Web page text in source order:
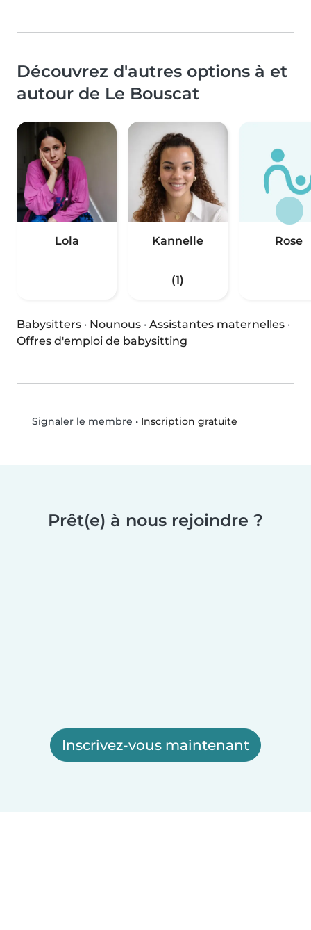
Découvrez d'autres options à et
autour de Le Bouscat
Lola Kannelle
(1)
Rose
Babysitters · Nounous · Assistantes maternelles ·
Offres d'emploi de babysitting
Signaler le membre • Inscription gratuite
Prêt(e) à nous rejoindre ?
Inscrivez-vous maintenant